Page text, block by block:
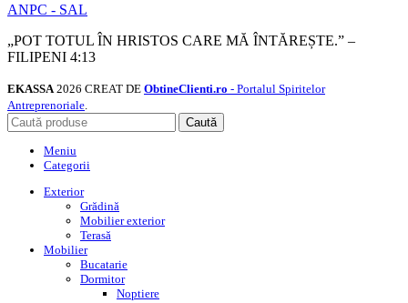
ANPC - SAL
„POT TOTUL ÎN HRISTOS CARE MĂ ÎNTĂREȘTE.” –
FILIPENI 4:13
EKASSA 2026 CREAT DE ObtineClienti.ro - Portalul Spiritelor
Antreprenoriale
Caută
Meniu
Categorii
Exterior
Grădină
Mobilier exterior
Terasă
Mobilier
Bucatarie
Dormitor
Noptiere